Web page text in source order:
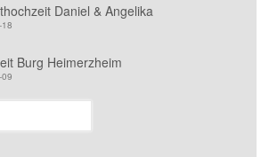
Daniel & Angelika
Burg Heimerzheim